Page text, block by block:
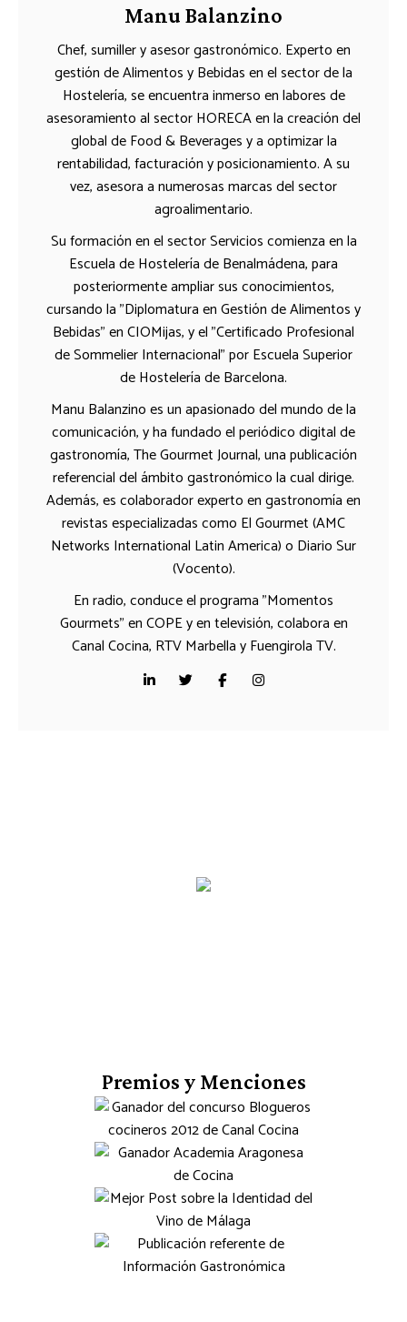
Manu Balanzino
Chef, sumiller y asesor gastronómico. Experto en
gestión de Alimentos y Bebidas en el sector de la
Hostelería, se encuentra inmerso en labores de
asesoramiento al sector HORECA en la creación del
global de Food & Beverages y a optimizar la
rentabilidad, facturación y posicionamiento. A su
vez, asesora a numerosas marcas del sector
agroalimentario.
Su formación en el sector Servicios comienza en la
Escuela de Hostelería de Benalmádena, para
posteriormente ampliar sus conocimientos,
cursando la "Diplomatura en Gestión de Alimentos y
Bebidas" en CIOMijas, y el "Certificado Profesional
de Sommelier Internacional" por Escuela Superior
de Hostelería de Barcelona.
Manu Balanzino es un apasionado del mundo de la
comunicación, y ha fundado el periódico digital de
gastronomía, The Gourmet Journal, una publicación
referencial del ámbito gastronómico la cual dirige.
Además, es colaborador experto en gastronomía en
revistas especializadas como El Gourmet (AMC
Networks International Latin America) o Diario Sur
(Vocento).
En radio, conduce el programa "Momentos
Gourmets" en COPE y en televisión, colabora en
Canal Cocina, RTV Marbella y Fuengirola TV.
Premios y Menciones